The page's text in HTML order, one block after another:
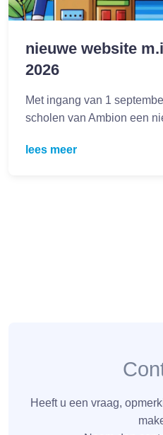
nieuwe website
2026
Met ingang van 1
scholen van Ambion een
lees meer
Heeft u een vraag,